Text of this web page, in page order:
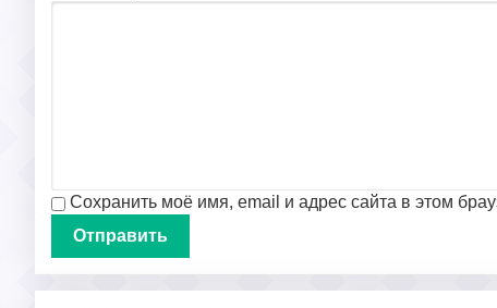
Сохранить моё имя, email и адрес сайта в этом